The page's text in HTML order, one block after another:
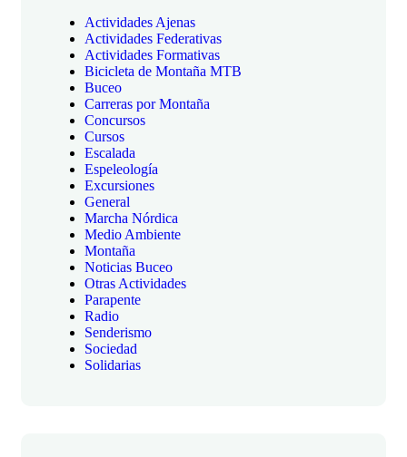
Actividades Ajenas
Actividades Federativas
Actividades Formativas
Bicicleta de Montaña MTB
Buceo
Carreras por Montaña
Concursos
Cursos
Escalada
Espeleología
Excursiones
General
Marcha Nórdica
Medio Ambiente
Montaña
Noticias Buceo
Otras Actividades
Parapente
Radio
Senderismo
Sociedad
Solidarias